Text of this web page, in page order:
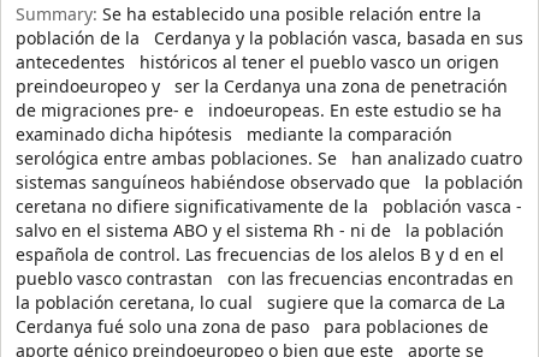
Summary: Se ha establecido una posible relación entre la
población de la Cerdanya y la población vasca, basada en sus
antecedentes históricos al tener el pueblo vasco un origen
preindoeuropeo y ser la Cerdanya una zona de penetración
de migraciones pre- e indoeuropeas. En este estudio se ha
examinado dicha hipótesis mediante la comparación
serológica entre ambas poblaciones. Se han analizado cuatro
sistemas sanguíneos habiéndose observado que la población
ceretana no difiere significativamente de la población vasca -
salvo en el sistema ABO y el sistema Rh - ni de la población
española de control. Las frecuencias de los alelos B y d en el
pueblo vasco contrastan con las frecuencias encontradas en
la población ceretana, lo cual sugiere que la comarca de La
Cerdanya fué solo una zona de paso para poblaciones de
aporte génico preindoeuropeo o bien que este aporte se